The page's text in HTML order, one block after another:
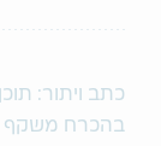
כתב ויתור:
בהכרח משקף